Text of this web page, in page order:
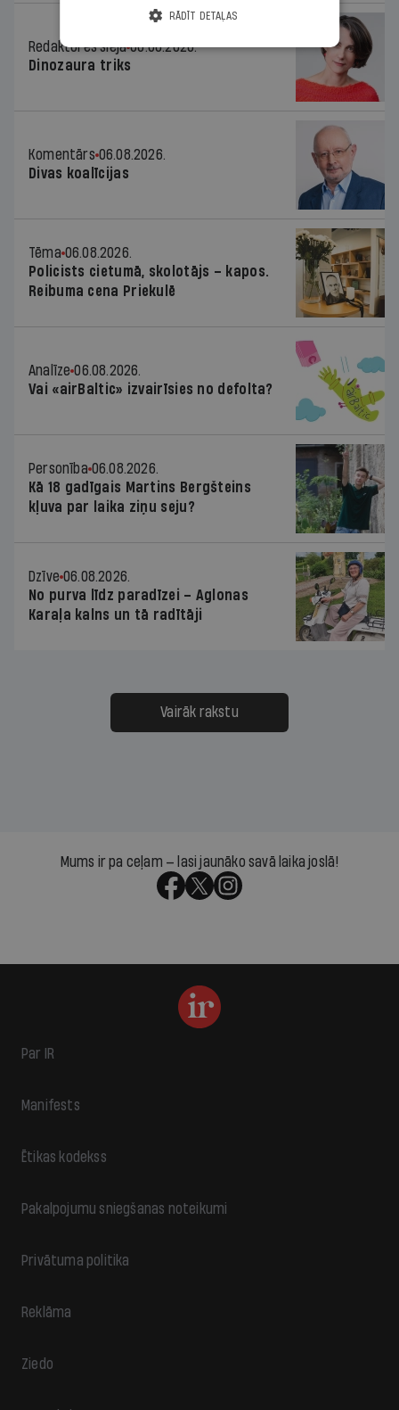
Redaktores sleja 06.08.2026.
Dinozaura triks
Komentārs 06.08.2026.
Divas koalīcijas
Tēma 06.08.2026.
Policists cietumā, skolotājs – kapos.
Reibuma cena Priekulē
Analīze 06.08.2026.
Vai «airBaltic» izvairīsies no defolta?
Personība 06.08.2026.
Kā 18 gadīgais Martins Bergšteins
kļuva par laika ziņu seju?
Dzīve 06.08.2026.
No purva līdz paradīzei – Aglonas
Karaļa kalns un tā radītāji
Vairāk rakstu
Mums ir pa ceļam — lasi jaunāko savā laika joslā!
Par IR
Manifests
Ētikas kodekss
Pakalpojumu sniegšanas noteikumi
Privātuma politika
Reklāma
Ziedo
RĀDĪT DETAĻAS